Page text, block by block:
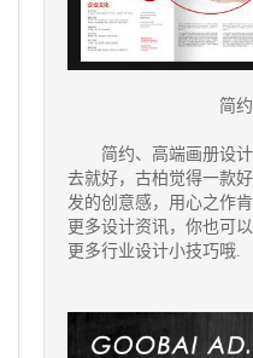
简
简约、高端画册设
去就好，古柏觉得一款
发的创意感，用心之作
更多设计资讯，你也可
更多行业设计小技巧哦.